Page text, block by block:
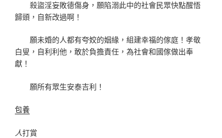
殺盜淫妄敗德傷身，願陷溺此中的社會民眾快點醒悟
歸頭，自新改過啊！
願未婚的人都有夸姣的姻緣，組建幸福的傢庭！孝敬
白叟，自利利他，敢於負擔責任，為社會和國傢做出奉
獻！
願所有眾生安泰吉利！
包養
人打賞